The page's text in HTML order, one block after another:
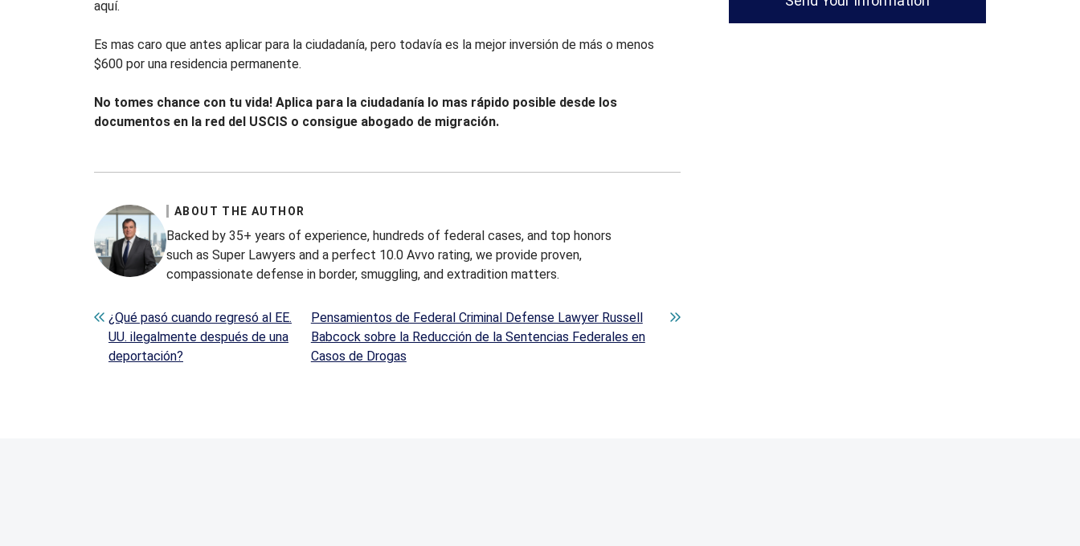
aquí.
Es mas caro que antes aplicar para la ciudadanía, pero todavía es la mejor inversión de más o menos
$600 por una residencia permanente.
No tomes chance con tu vida! Aplica para la ciudadanía lo mas rápido posible desde los
documentos en la red del USCIS o consigue abogado de migración.
ABOUT THE AUTHOR
Backed by 35+ years of experience, hundreds of federal cases, and top honors
such as Super Lawyers and a perfect 10.0 Avvo rating, we provide proven,
compassionate defense in border, smuggling, and extradition matters.
Post navigation
¿Qué pasó cuando regresó al EE.
UU. ilegalmente después de una
deportación?
Pensamientos de Federal Criminal Defense Lawyer Russell
Babcock sobre la Reducción de la Sentencias Federales en
Casos de Drogas